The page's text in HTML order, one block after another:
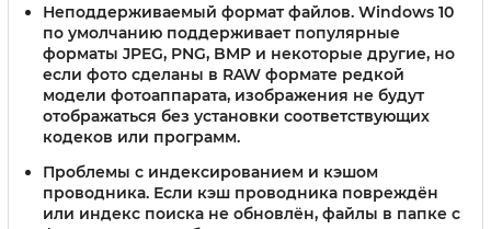
Неподдерживаемый формат файлов. Windows 10
по умолчанию поддерживает популярные
форматы JPEG, PNG, BMP и некоторые другие, но
если фото сделаны в RAW формате редкой
модели фотоаппарата, изображения не будут
отображаться без установки соответствующих
кодеков или программ.
Проблемы с индексированием и кэшом
проводника. Если кэш проводника повреждён
или индекс поиска не обновлён, файлы в папке с